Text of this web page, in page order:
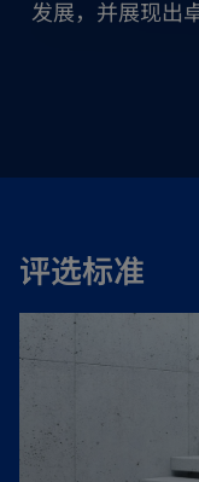
发展，并展现出
评选标准